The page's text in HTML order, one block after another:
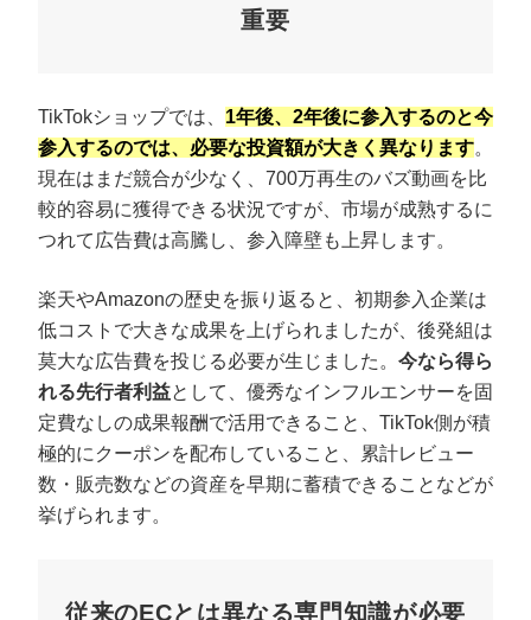
重要
TikTokショップでは、 1年後、2年後に参入するのと今
参入するのでは、必要な投資額が大きく異なります。
現在はまだ競合が少なく、700万再生のバズ動画を比
較的容易に獲得できる状況ですが、市場が成熟するに
つれて広告費は高騰し、参入障壁も上昇します。
楽天やAmazonの歴史を振り返ると、初期参入企業は
低コストで大きな成果を上げられましたが、後発組は
莫大な広告費を投じる必要が生じました。 今なら得ら
れる先行者利益として、優秀なインフルエンサーを固
定費なしの成果報酬で活用できること、TikTok側が積
極的にクーポンを配布していること、累計レビュー
数・販売数などの資産を早期に蓄積できることなどが
挙げられます。
従来のECとは異なる専門知識が必要